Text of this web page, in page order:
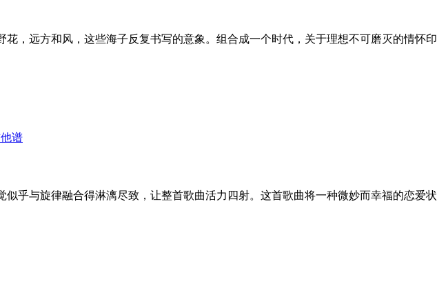
，远方和风，这些海子反复书写的意象。组合成一个时代，关于理想不可磨灭的情怀印
谱
乎与旋律融合得淋漓尽致，让整首歌曲活力四射。这首歌曲将一种微妙而幸福的恋爱状